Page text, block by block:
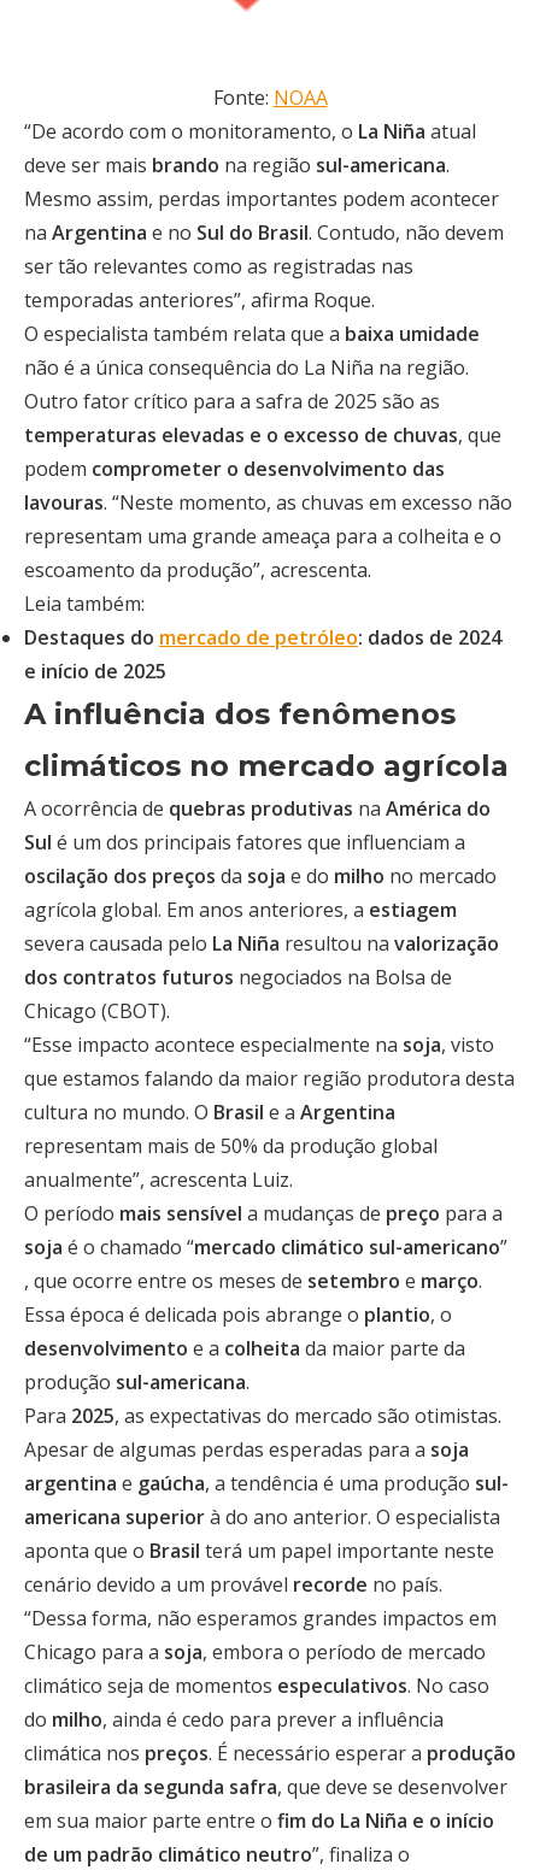
Fonte: NOAA
“De acordo com o monitoramento, o La Niña atual
deve ser mais brando na região sul-americana.
Mesmo assim, perdas importantes podem acontecer
na Argentina e no Sul do Brasil. Contudo, não devem
ser tão relevantes como as registradas nas
temporadas anteriores”, afirma Roque.
O especialista também relata que a baixa umidade
não é a única consequência do La Niña na região.
Outro fator crítico para a safra de 2025 são as
temperaturas elevadas e o excesso de chuvas, que
podem comprometer o desenvolvimento das
lavouras. “Neste momento, as chuvas em excesso não
representam uma grande ameaça para a colheita e o
escoamento da produção”, acrescenta.
Leia também:
Destaques do mercado de petróleo: dados de 2024
e início de 2025
A influência dos fenômenos
climáticos no mercado agrícola
A ocorrência de quebras produtivas na América do
Sul é um dos principais fatores que influenciam a
oscilação dos preços da soja e do milho no mercado
agrícola global. Em anos anteriores, a estiagem
severa causada pelo La Niña resultou na valorização
dos contratos futuros negociados na Bolsa de
Chicago (CBOT).
“Esse impacto acontece especialmente na soja, visto
que estamos falando da maior região produtora desta
cultura no mundo. O Brasil e a Argentina
representam mais de 50% da produção global
anualmente”, acrescenta Luiz.
O período mais sensível a mudanças de preço para a
soja é o chamado “mercado climático sul-americano”
, que ocorre entre os meses de setembro e março.
Essa época é delicada pois abrange o plantio, o
desenvolvimento e a colheita da maior parte da
produção sul-americana.
Para 2025, as expectativas do mercado são otimistas.
Apesar de algumas perdas esperadas para a soja
argentina e gaúcha, a tendência é uma produção sul-
americana superiorà do ano anterior. O especialista
aponta que o Brasil terá um papel importante neste
cenário devido a um provável recorde no país.
“Dessa forma, não esperamos grandes impactos em
Chicago para a soja, embora o período de mercado
climático seja de momentos especulativos. No caso
do milho, ainda é cedo para prever a influência
climática nos preços. É necessário esperar a produção
brasileira da segunda safra, que deve se desenvolver
em sua maior parte entre o fim do La Niña e o início
de um padrão climático neutro”, finaliza o